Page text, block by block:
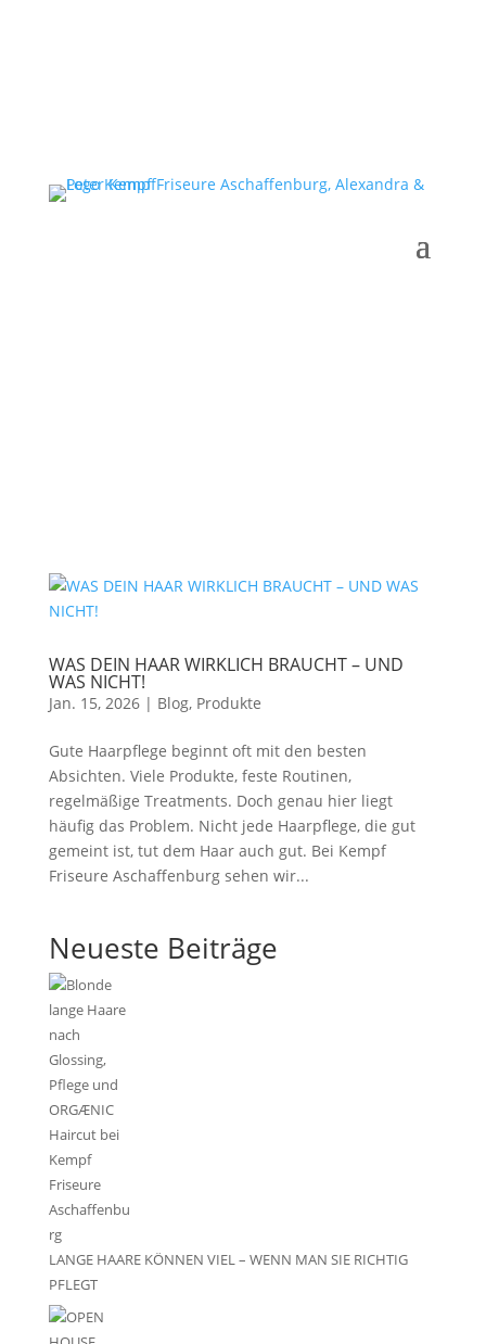
WAS DEIN HAAR WIRKLICH BRAUCHT – UND
WAS NICHT!
Jan. 15, 2026| Blog, Produkte
Gute Haarpflege beginnt oft mit den besten
Absichten. Viele Produkte, feste Routinen,
regelmäßige Treatments. Doch genau hier liegt
häufig das Problem. Nicht jede Haarpflege, die gut
gemeint ist, tut dem Haar auch gut. Bei Kempf
Friseure Aschaffenburg sehen wir...
Neueste Beiträge
LANGE HAARE KÖNNEN VIEL – WENN MAN SIE RICHTIG
PFLEGT